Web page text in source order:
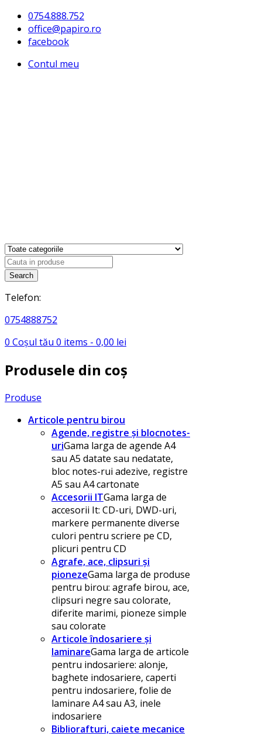
0754.888.752
office@papiro.ro
facebook
Contul meu
Products
search
Search
Telefon:
0754888752
0 Coșul tău 0 items - 0,00 lei
Produsele din coș
Produse
Articole pentru birou
Agende, registre și blocnotes-
uriGama larga de agende A4
sau A5 datate sau nedatate,
bloc notes-rui adezive, registre
A5 sau A4 cartonate
Accesorii ITGama larga de
accesorii It: CD-uri, DWD-uri,
markere permanente diverse
culori pentru scriere pe CD,
plicuri pentru CD
Agrafe, ace, clipsuri și
pionezeGama larga de produse
pentru birou: agrafe birou, ace,
clipsuri negre sau colorate,
diferite marimi, pioneze simple
sau colorate
Articole îndosariere și
laminareGama larga de articole
pentru indosariere: alonje,
baghete indosariere, caperti
pentru indosariere, folie de
laminare A4 sau A3, inele
indosariere
Bibliorafturi, caiete mecanice